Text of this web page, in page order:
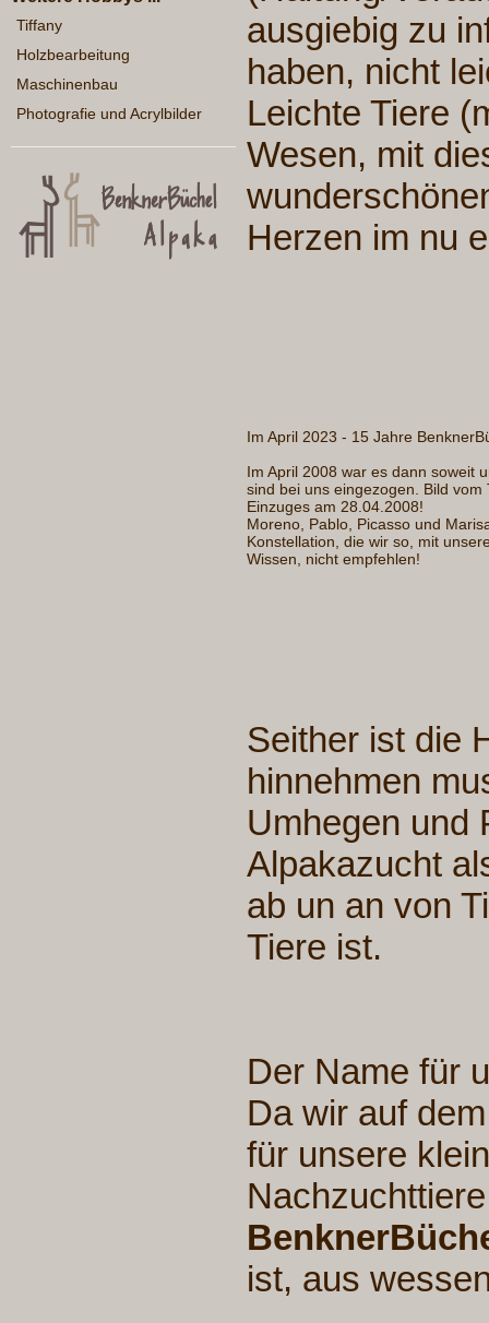
Tiffany
Holzbearbeitung
Maschinenbau
Photografie und Acrylbilder
ausgiebig zu
haben, nicht
Leichte Tiere
Wesen, mit
Herzen im nu
Im April 2023 - 15 Jahre
Im April 2008 war es dann soweit
sind bei uns eingezogen. Bild vom
Einzuges am 28.04.2008!
Moreno, Pablo, Picasso und
Konstellation, die wir so, mit
Wissen, nicht empfehlen!
Seither ist die
hinnehmen
Umhegen und
Alpakazucht
ab un an von
Tiere ist.
Der Name für
Da wir auf
für unsere
ist, aus